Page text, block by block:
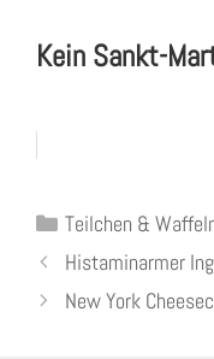
Kein Sankt-
Kategorien
Teilchen &
Histaminarmer
New York